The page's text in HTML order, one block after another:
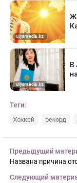
Теги:
Хоккей рекорд
Предыдущий
Названа причина
Следующий